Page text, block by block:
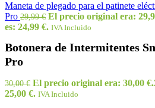
Maneta de plegado para el patinete
Pro 29,99€ El precio original era:
es: 24,99 €. IVA Incluido
Botonera de Intermitentes
Pro
30,00€ El precio original era: 30,00 €.
25,00 €. IVA Incluido